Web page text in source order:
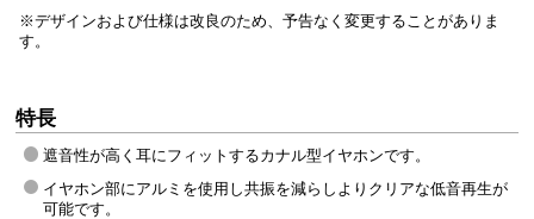
※デザインおよび仕様は改良のため、予告なく変更することがありま
す。
特長
遮音性が高く耳にフィットするカナル型イヤホンです。
イヤホン部にアルミを使用し共振を減らしよりクリアな低音再生が
可能です。